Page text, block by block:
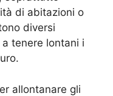
di abitazioni o
diversi
tenere lontani i
allontanare gli